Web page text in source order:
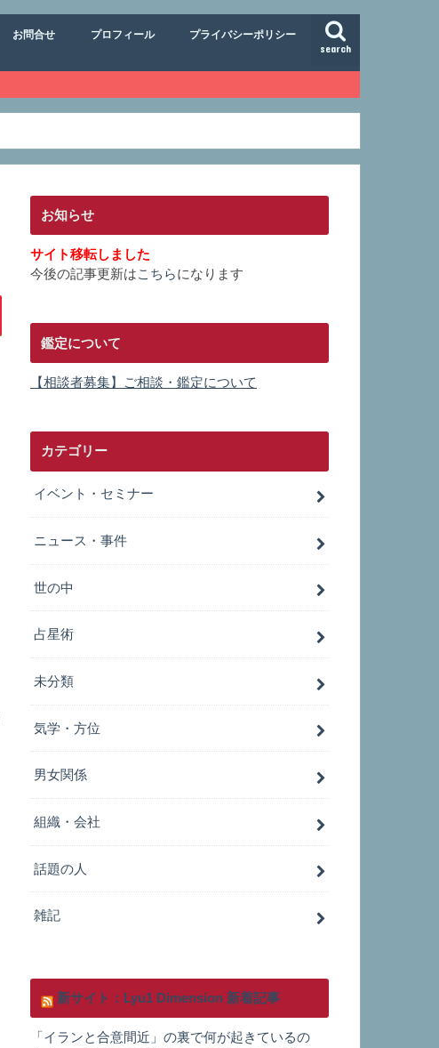
search
お問合せ プロフィール プライバシーポリシー
お知らせ
サイト移転しました
今後の記事更新はこちらになります
鑑定について
【相談者募集】ご相談・鑑定について
カテゴリー
イベント・セミナー
ニュース・事件
世の中
占星術
未分類
気学・方位
男女関係
組織・会社
話題の人
雑記
新サイト：Lyu1 Dimension 新着記事
「イランと合意間近」の裏で何が起きているの